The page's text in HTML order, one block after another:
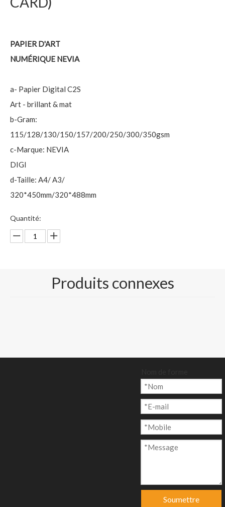
PAPIER D'ART
NUMÉRIQUE NEVIA
a- Papier Digital C2S
Art - brillant & mat
b-Gram:
115/128/130/150/157/200/250/300/350gsm
c-Marque: NEVIA
DIGI
d-Taille: A4/ A3/
320*450mm/320*488mm
Quantité:
enquête
NEVIA DIGI, GOLD EAST, APP
un e-mail pour les spécifications détaillées
Produits connexes
Soumettre